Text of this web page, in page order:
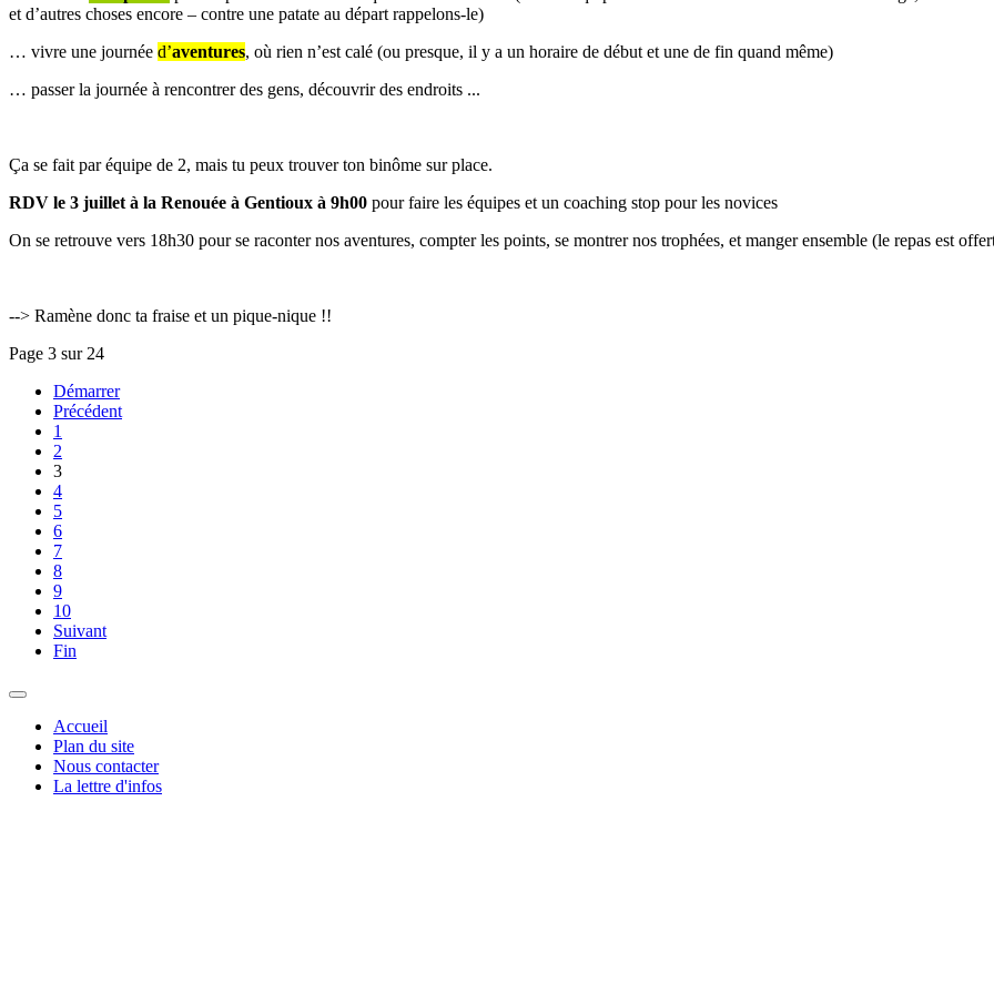
et d’autres choses encore – contre une patate au départ rappelons-le)
… vivre une journée d’aventures, où rien n’est calé (ou presque, il y a un horaire de début et une de fin quand même)
… passer la journée à rencontrer des gens, découvrir des endroits ...
Ça se fait par équipe de 2, mais tu peux trouver ton binôme sur place.
RDV le 3 juillet à la Renouée à Gentioux à 9h00 pour faire les équipes et un coaching stop pour les novices
On se retrouve vers 18h30 pour se raconter nos aventures, compter les points, se montrer nos trophées, et manger ensemble (le repas est
--> Ramène donc ta fraise et un pique-nique !!
Page 3 sur 24
Démarrer
Précédent
1
2
3
4
5
6
7
8
9
10
Suivant
Fin
Accueil
Plan du site
Nous contacter
La lettre d'infos